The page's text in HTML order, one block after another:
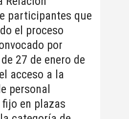
participantes que
el proceso
por
27 de enero de
acceso a la
personal
en plazas